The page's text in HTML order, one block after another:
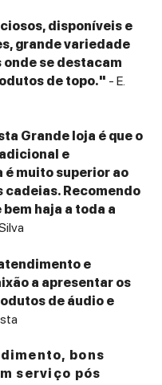
rear-firing Tractrix® port
& Finish
grille
W × D)
mm × 386 mm
15.2")
disponíveis e
grande variedade
se destacam
de topo." - E.
Grande loja é que o
e
muito superior ao
cadeias. Recomendo
haja a toda a
e
a apresentar os
de áudio e
bons
serviço pós